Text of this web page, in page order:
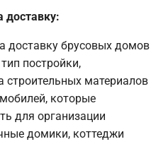
доставку:
доставку брусовых домов
постройки,
материалов
которые
для организации
домики, коттеджи